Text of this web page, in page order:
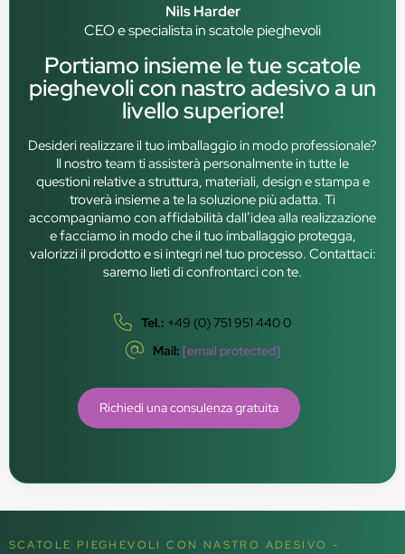
Nils Harder
CEO e specialista in scatole pieghevoli
Portiamo insieme le tue scatole
pieghevoli con nastro adesivo a un
livello superiore!
Desideri realizzare il tuo imballaggio in modo professionale?
Il nostro team ti assisterà personalmente in tutte le
questioni relative a struttura, materiali, design e stampa e
troverà insieme a te la soluzione più adatta. Ti
accompagniamo con affidabilità dall’idea alla realizzazione
e facciamo in modo che il tuo imballaggio protegga,
valorizzi il prodotto e si integri nel tuo processo. Contattaci:
saremo lieti di confrontarci con te.
Tel.: +49 (0) 751 951 440 0
Mail: [email protected]
Richiedi una consulenza gratuita
SCATOLE PIEGHEVOLI CON NASTRO ADESIVO -